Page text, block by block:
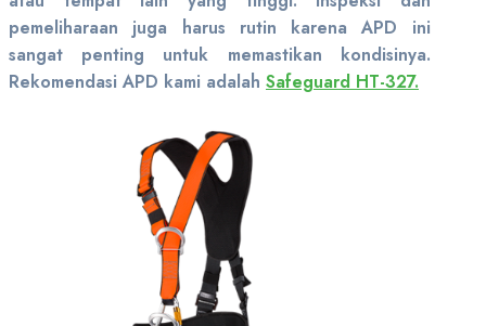
pemeliharaan juga harus rutin karena APD ini
sangat penting untuk memastikan kondisinya.
Rekomendasi APD kami adalah Safeguard HT-327.